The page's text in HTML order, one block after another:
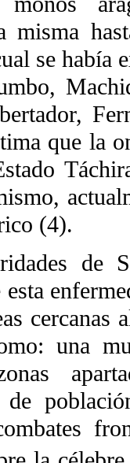
misma
se había
que la
(4).
de
una
zonas
de